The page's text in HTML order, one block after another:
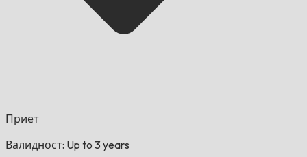
Приет
Валидност: Up to 3 years